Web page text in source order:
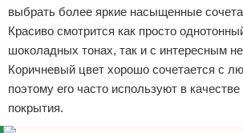
Хирургия
выбрать более яркие насыщенные
Красиво смотрится как просто
шоколадных тонах, так и с интересным
Коричневый цвет хорошо сочетается с
поэтому его часто используют в
покрытия.